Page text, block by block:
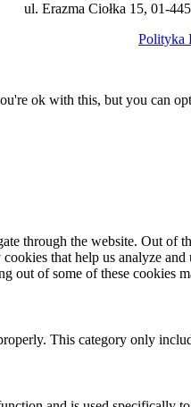
ul. Erazma Ciołka 15, 01-
Polityka
ok with this, but you can
through the website. Out of
that help us analyze
out of some of these cookies
This category only